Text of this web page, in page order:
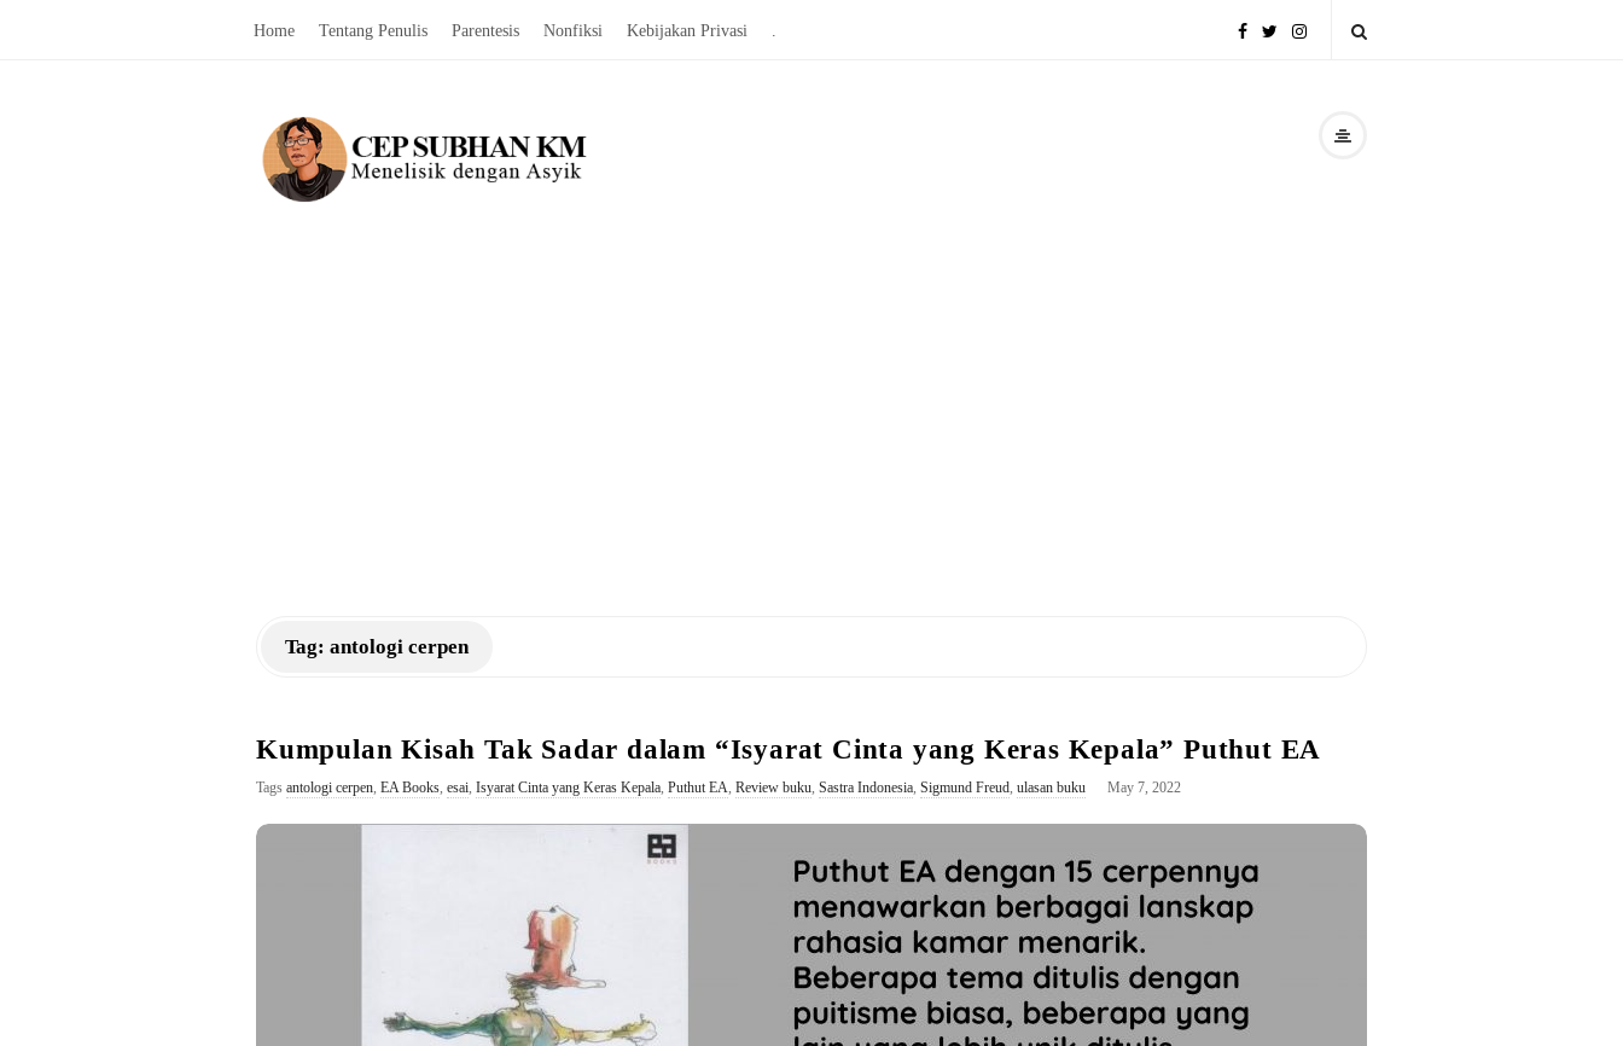
Home Tentang Penulis Parentesis Nonfiksi Kebijakan Privasi .
C
e
M
Tag: antologi cerpen
Kumpulan Kisah Tak Sadar dalam “Isyarat Cinta yang Keras Kepala” Puthut EA
Tags antologi cerpen, EA Books, esai, Isyarat Cinta yang Keras Kepala, Puthut EA, Review buku, Sastra Indonesia, Sigmund Freud, ulasan buku May 7, 2022